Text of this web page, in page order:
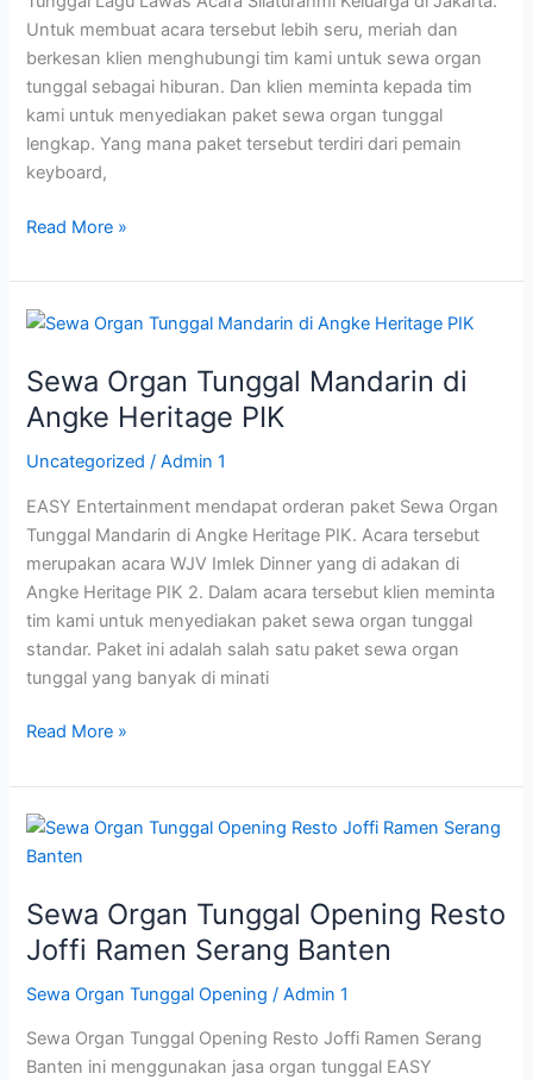
Untuk membuat acara tersebut lebih seru, meriah dan
berkesan klien menghubungi tim kami untuk sewa organ
tunggal sebagai hiburan. Dan klien meminta kepada tim
kami untuk menyediakan paket sewa organ tunggal
lengkap. Yang mana paket tersebut terdiri dari pemain
keyboard,
Read More »
Sewa Organ Tunggal Mandarin di
Angke Heritage PIK
Uncategorized /Admin 1
EASY Entertainment mendapat orderan paket Sewa Organ
Tunggal Mandarin di Angke Heritage PIK. Acara tersebut
merupakan acara WJV Imlek Dinner yang di adakan di
Angke Heritage PIK 2. Dalam acara tersebut klien meminta
tim kami untuk menyediakan paket sewa organ tunggal
standar. Paket ini adalah salah satu paket sewa organ
tunggal yang banyak di minati
Sewa
Tunggal
Mandarin
Angke
Read More »
Sewa Organ Tunggal Opening Resto
Joffi Ramen Serang Banten
Sewa Organ Tunggal Opening /Admin 1
Sewa Organ Tunggal Opening Resto Joffi Ramen Serang
Banten ini menggunakan jasa organ tunggal EASY
Sewa
Organ
Opening
Resto
Ramen
Serang
Banten